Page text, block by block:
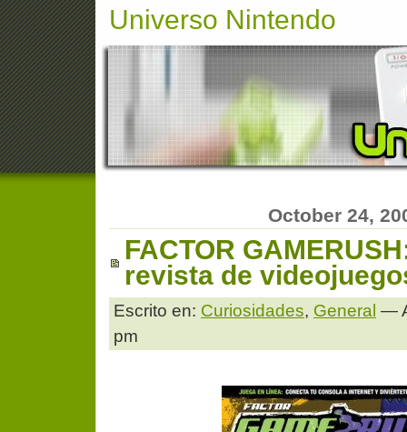
Universo Nintendo
October 24,
FACTOR
revista de
Escrito en: Curiosidades, General —
pm